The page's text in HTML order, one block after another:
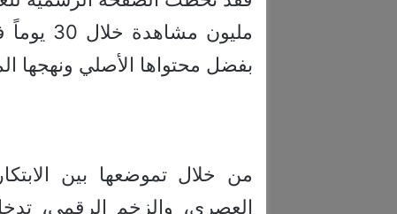
بفضل محتواها الأصلي ونهجها
من خلال تموضعها بين